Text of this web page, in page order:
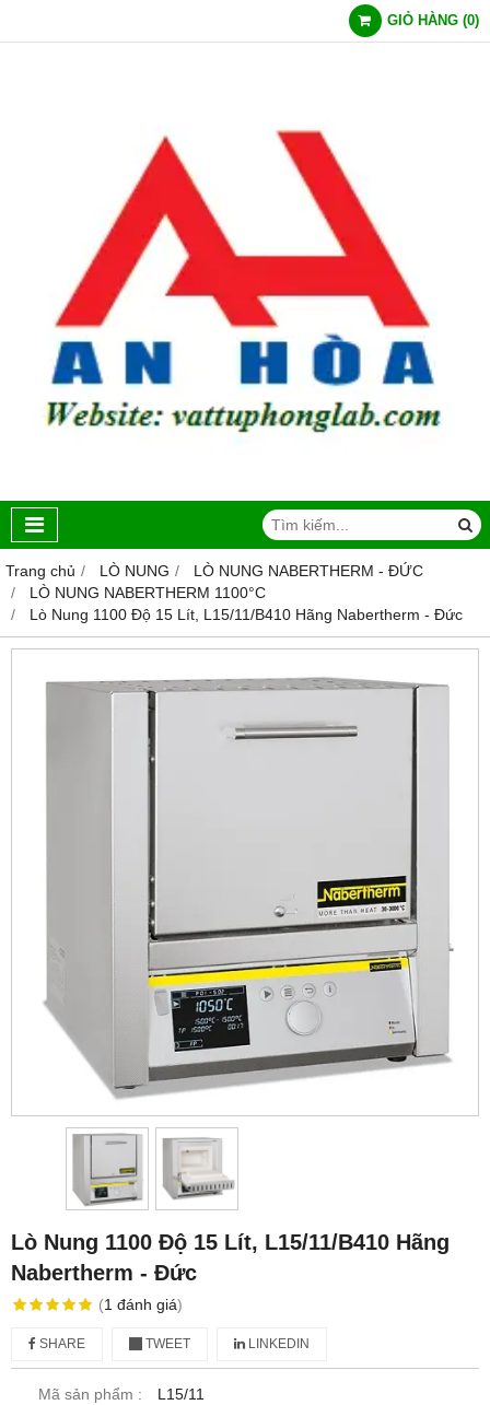
GIỎ HÀNG (0)
Trang chủ LÒ NUNG
LÒ NUNG NABERTHERM - ĐỨC
LÒ NUNG NABERTHERM 1100°C
Lò Nung 1100 Độ 15 Lít, L15/11/B410 Hãng Nabertherm - Đức
Lò Nung 1100 Độ 15 Lít, L15/11/B410 Hãng
Nabertherm - Đức
(1 đánh giá)
SHARE TWEET LINKEDIN
Mã sản phẩm :
L15/11